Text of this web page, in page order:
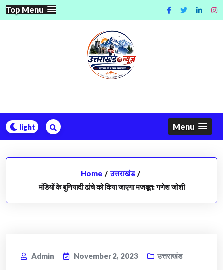
Skip
to
Top Menu
Menu
Home / उत्तराखंड /
मंडियों के बुनियादी ढांचे को किया जाएगा मजबूत: गणेश जोशी
Admin November 2, 2023 उत्तराखंड